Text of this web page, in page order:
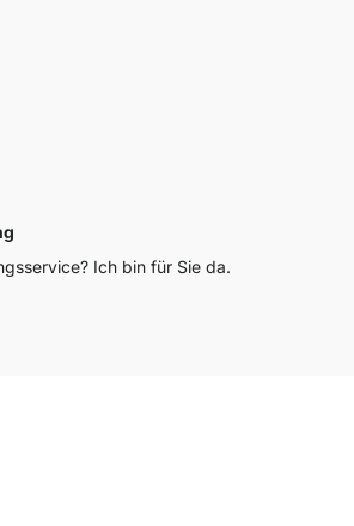
Ich bin für Sie da.